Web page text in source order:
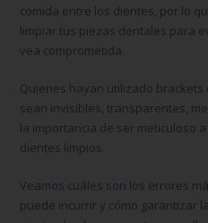
comida entre los dientes, por lo
limpiar tus piezas dentales para
vea comprometida.
Quienes hayan utilizado
sean invisibles, transparentes,
la importancia de ser meticuloso
dientes limpios.
Veamos cuáles son los errores
puede incurrir y cómo garantizar